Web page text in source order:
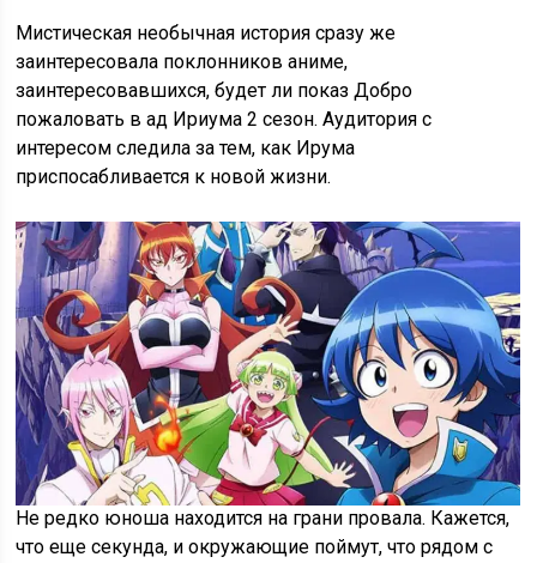
Мистическая необычная история сразу же
заинтересовала поклонников аниме,
заинтересовавшихся, будет ли показ Добро
пожаловать в ад Ириума 2 сезон. Аудитория с
интересом следила за тем, как Ирума
приспосабливается к новой жизни.
Не редко юноша находится на грани провала. Кажется,
что еще секунда, и окружающие поймут, что рядом с